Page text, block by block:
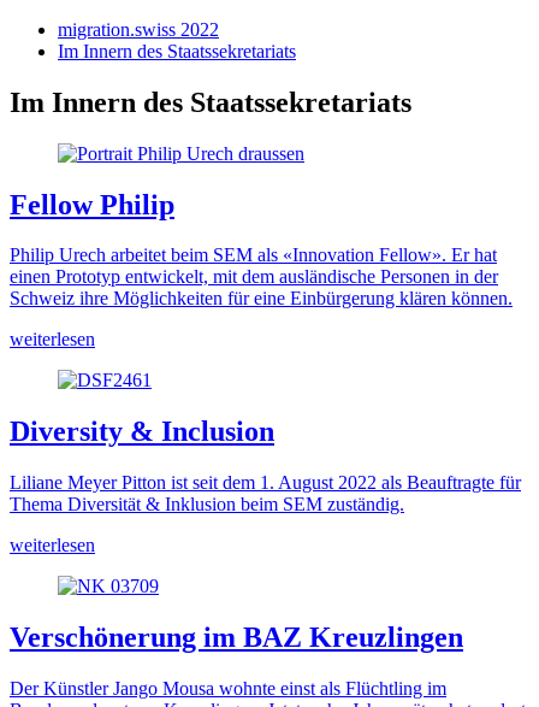
migration.swiss 2022
Im Innern des Staatssekretariats
Im Innern des Staatssekretariats
Fellow Philip
Philip Urech arbeitet beim SEM als «Innovation Fellow». Er hat
einen Prototyp entwickelt, mit dem ausländische Personen in der
Schweiz ihre Möglichkeiten für eine Einbürgerung klären können.
weiterlesen
Diversity & Inclusion
Liliane Meyer Pitton ist seit dem 1. August 2022 als Beauftragte für
Thema Diversität & Inklusion beim SEM zuständig.
weiterlesen
Verschönerung im BAZ Kreuzlingen
Der Künstler Jango Mousa wohnte einst als Flüchtling im